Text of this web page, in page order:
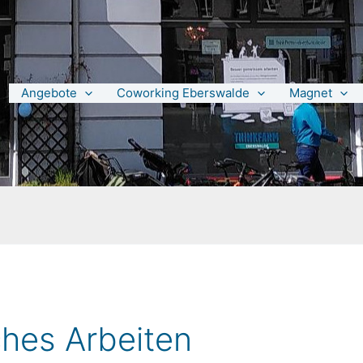
Angebote Coworking Eberswalde Magnet
Arbeiten